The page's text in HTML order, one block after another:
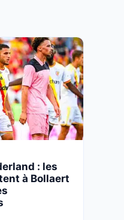
: les
à Bollaert